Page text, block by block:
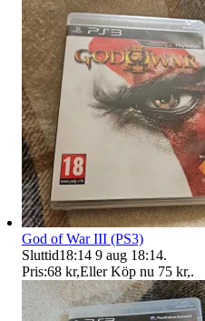
God of War III (PS3)
Sluttid18:14 9 aug 18:14.
Pris:68 kr,Eller Köp nu 75 kr,.